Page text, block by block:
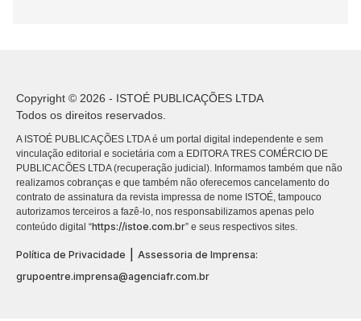
Copyright © 2026 - ISTOÉ PUBLICAÇÕES LTDA
Todos os direitos reservados.
A ISTOÉ PUBLICAÇÕES LTDA é um portal digital independente e sem
vinculação editorial e societária com a EDITORA TRES COMÉRCIO DE
PUBLICACÕES LTDA (recuperação judicial). Informamos também que não
realizamos cobranças e que também não oferecemos cancelamento do
contrato de assinatura da revista impressa de nome ISTOÉ, tampouco
autorizamos terceiros a fazê-lo, nos responsabilizamos apenas pelo
conteúdo digital “https://istoe.com.br” e seus respectivos sites.
Política de Privacidade
Assessoria de Imprensa:
grupoentre.imprensa@agenciafr.com.br